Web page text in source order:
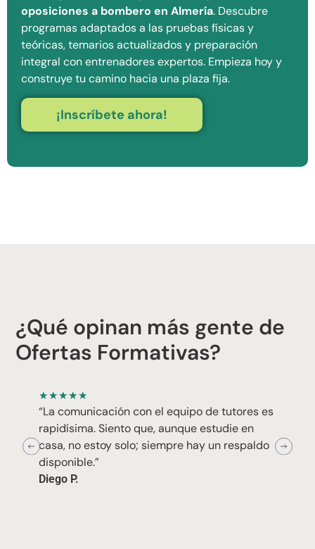
oposiciones a bombero en Almería. Descubre
programas adaptados a las pruebas físicas y
teóricas, temarios actualizados y preparación
integral con entrenadores expertos. Empieza hoy y
construye tu camino hacia una plaza fija.
¡Inscríbete ahora!
¿Qué opinan más gente de
Ofertas Formativas?
★★★★★
“La comunicación con el equipo de tutores es
rapidísima. Siento que, aunque estudie en
casa, no estoy solo; siempre hay un respaldo
disponible.”
Diego P.